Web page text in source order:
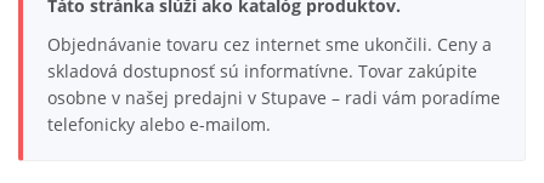
Bosch Profi
Bosch
Gardena
Proxxon Industrial
Táto stránka slúži ako katalóg produktov.
Objednávanie tovaru cez internet sme ukončili. Ceny a
skladová dostupnosť sú informatívne. Tovar zakúpite
osobne v našej predajni v Stupave – radi vám poradíme
telefonicky alebo e-mailom.